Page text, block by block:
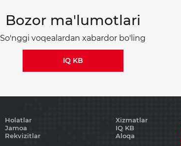
Bozor ma'lumotlari
So'nggi voqealardan xabardor bo'ling
IQ KB
Holatlar
Jamoa
Rekvizitlar
Xizmatlar
IQ KB
Aloqa